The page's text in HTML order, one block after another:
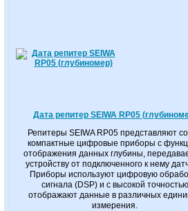
Дата репитер SEIWA RP05
Репитеры SEIWA RP05 представляют
компактные цифровые приборы с
отображения данных глубины,
устройству от подключенного к нему
Приборы используют цифровую
сигнала (DSP) и с высокой точностью
отображают данные в различных
измерения.